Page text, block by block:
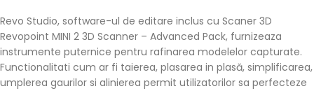
Revo Studio, software-ul de editare inclus cu Scaner 3D
Revopoint MINI 2 3D Scanner – Advanced Pack, furnizeaza
instrumente puternice pentru rafinarea modelelor capturate.
Functionalitati cum ar fi taierea, plasarea in plasă, simplificarea,
umplerea gaurilor si alinierea permit utilizatorilor sa perfecteze